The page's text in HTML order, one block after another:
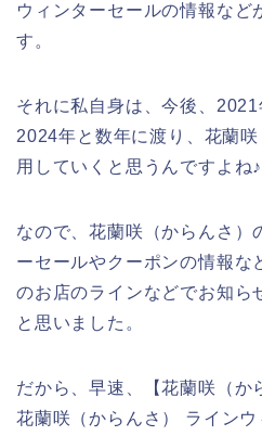
ウィンターセールの情報など
す。
それに私自身は、今後、
2024年と数年に渡り、花蘭
用していくと思うんですよね♪
なので、花蘭咲（からんさ）
ーセールやクーポンの情報な
のお店のラインなどでお知ら
と思いました。
だから、早速、【花蘭咲（か
花蘭咲（からんさ） ライン